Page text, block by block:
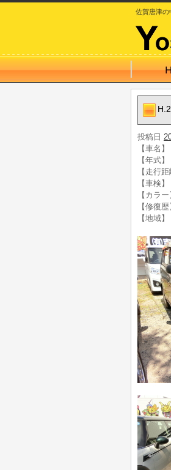
佐賀唐津
投稿日
【車名
【年式
【走行
【車検
【カラ
【修復
【地域